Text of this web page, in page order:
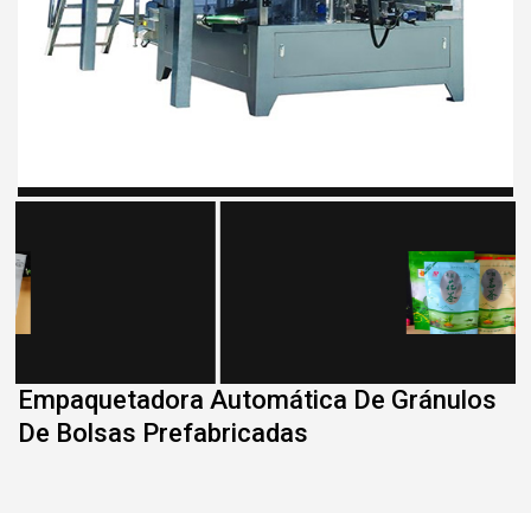
Empaquetadora Automática De Gránulos
De Bolsas Prefabricadas